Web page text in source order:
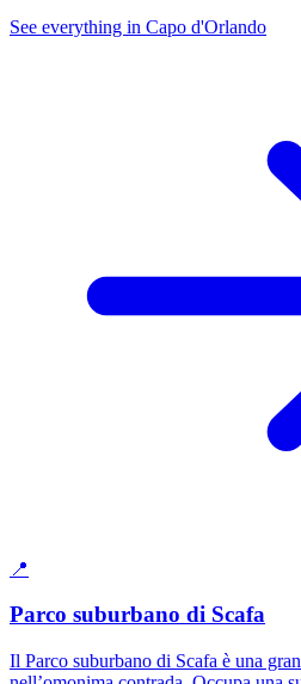
See everything in Capo d'Orlando
📍
Parco suburbano di Scafa
Il Parco suburbano di Scafa è una